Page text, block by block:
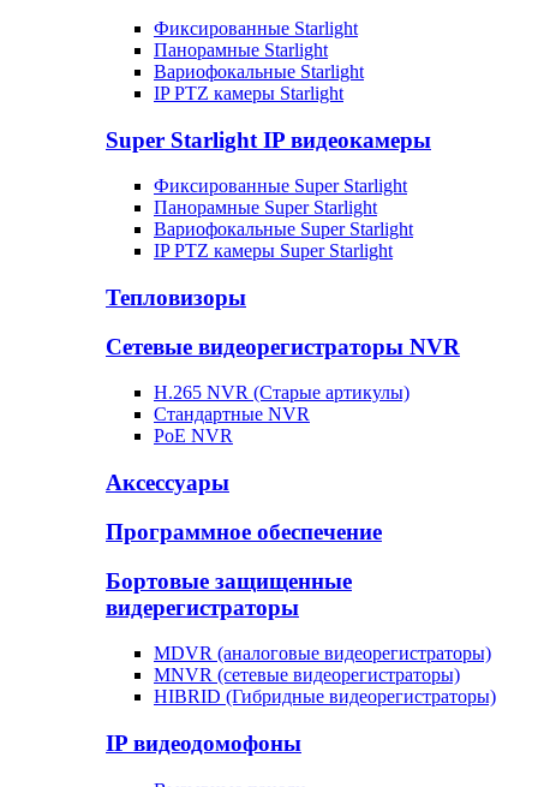
Фиксированные Starlight
Панорамные Starlight
Вариофокальные Starlight
IP PTZ камеры Starlight
Super Starlight IP видеокамеры
Фиксированные Super Starlight
Панорамные Super Starlight
Вариофокальные Super Starlight
IP PTZ камеры Super Starlight
Тепловизоры
Сетевые видеорегистраторы NVR
H.265 NVR (Старые артикулы)
Стандартные NVR
PoE NVR
Аксессуары
Программное обеспечение
Бортовые защищенные
видерегистраторы
MDVR (аналоговые видеорегистраторы)
MNVR (сетевые видеорегистраторы)
HIBRID (Гибридные видеорегистраторы)
IP видеодомофоны